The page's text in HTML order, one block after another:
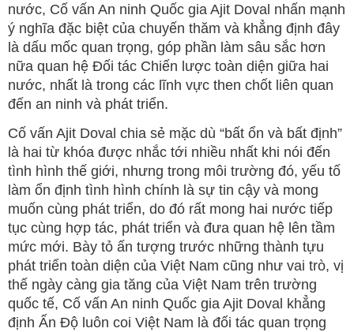
nước, Cố vấn An ninh Quốc gia Ajit Doval nhấn mạnh
ý nghĩa đặc biệt của chuyến thăm và khẳng định đây
là dấu mốc quan trọng, góp phần làm sâu sắc hơn
nữa quan hệ Đối tác Chiến lược toàn diện giữa hai
nước, nhất là trong các lĩnh vực then chốt liên quan
đến an ninh và phát triển.
Cố vấn Ajit Doval chia sẻ mặc dù “bất ổn và bất định”
là hai từ khóa được nhắc tới nhiều nhất khi nói đến
tình hình thế giới, nhưng trong môi trường đó, yếu tố
làm ổn định tình hình chính là sự tin cậy và mong
muốn cùng phát triển, do đó rất mong hai nước tiếp
tục cùng hợp tác, phát triển và đưa quan hệ lên tầm
mức mới. Bày tỏ ấn tượng trước những thành tựu
phát triển toàn diện của Việt Nam cũng như vai trò, vị
thế ngày càng gia tăng của Việt Nam trên trường
quốc tế, Cố vấn An ninh Quốc gia Ajit Doval khẳng
định Ấn Độ luôn coi Việt Nam là đối tác quan trọng